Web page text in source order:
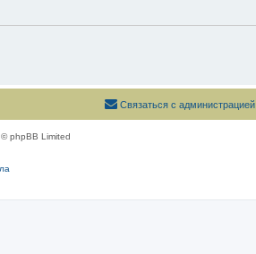
Связаться с администрацией
phpBB Limited